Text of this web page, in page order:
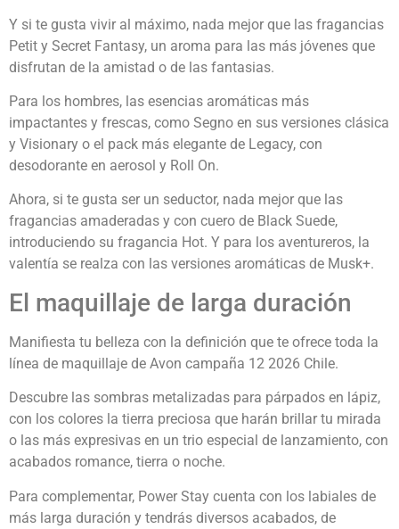
Y si te gusta vivir al máximo, nada mejor que las fragancias
Petit y Secret Fantasy, un aroma para las más jóvenes que
disfrutan de la amistad o de las fantasias.
Para los hombres, las esencias aromáticas más
impactantes y frescas, como Segno en sus versiones clásica
y Visionary o el pack más elegante de Legacy, con
desodorante en aerosol y Roll On.
Ahora, si te gusta ser un seductor, nada mejor que las
fragancias amaderadas y con cuero de Black Suede,
introduciendo su fragancia Hot. Y para los aventureros, la
valentía se realza con las versiones aromáticas de Musk+.
El maquillaje de larga duración
Manifiesta tu belleza con la definición que te ofrece toda la
línea de maquillaje de Avon campaña 12 2026 Chile.
Descubre las sombras metalizadas para párpados en lápiz,
con los colores la tierra preciosa que harán brillar tu mirada
o las más expresivas en un trio especial de lanzamiento, con
acabados romance, tierra o noche.
Para complementar, Power Stay cuenta con los labiales de
más larga duración y tendrás diversos acabados, de